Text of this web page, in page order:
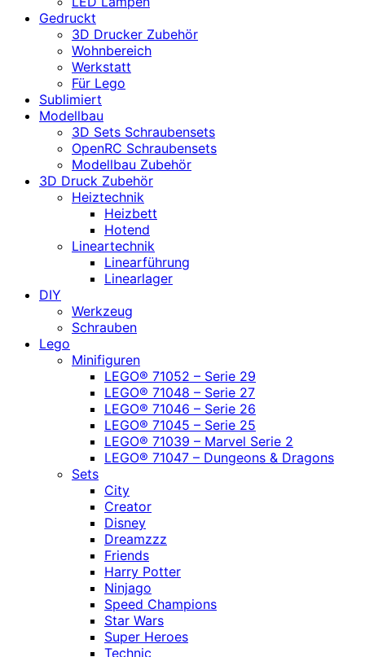
Gedruckt
3D Drucker Zubehör
Wohnbereich
Werkstatt
Für Lego
Sublimiert
Modellbau
3D Sets Schraubensets
OpenRC Schraubensets
Modellbau Zubehör
3D Druck Zubehör
Heiztechnik
Heizbett
Hotend
Lineartechnik
Linearführung
Linearlager
DIY
Werkzeug
Schrauben
Lego
Minifiguren
LEGO® 71052 – Serie 29
LEGO® 71048 – Serie 27
LEGO® 71046 – Serie 26
LEGO® 71045 – Serie 25
LEGO® 71039 – Marvel Serie 2
LEGO® 71047 – Dungeons & Dragons
Sets
City
Creator
Disney
Dreamzzz
Friends
Harry Potter
Ninjago
Speed Champions
Star Wars
Super Heroes
Technic